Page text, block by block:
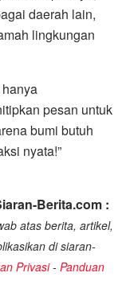
daerah lain,
lingkungan
pesan untuk
bumi butuh
nyata!”
Berita.com :
atas berita, artikel,
di siaran-
Privasi- Panduan